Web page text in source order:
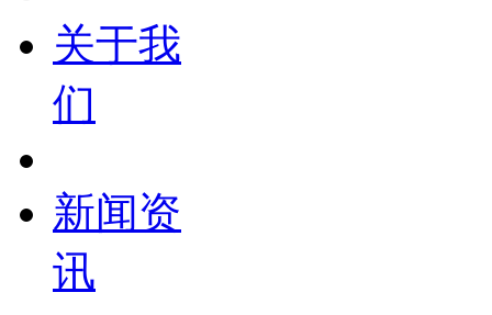
关于我
们
新闻资
讯